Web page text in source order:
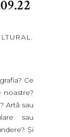
,
Ce
noastre?
Artă sau
sau
Şi